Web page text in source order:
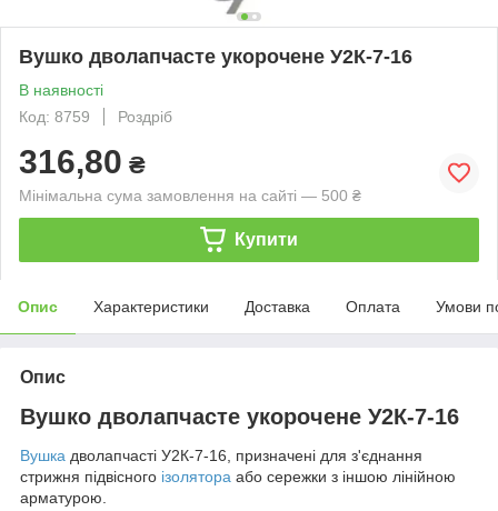
Вушко дволапчасте укорочене У2К-7-16
В наявності
Код: 8759
Роздріб
316,80 ₴
Мінімальна сума замовлення на сайті — 500 ₴
Купити
Опис Характеристики Доставка Оплата Умови
Опис
Вушко дволапчасте укорочене У2К-7-16
Вушка дволапчасті У2К-7-16, призначені для з'єднання
стрижня підвісного ізолятора або сережки з іншою лінійною
арматурою.